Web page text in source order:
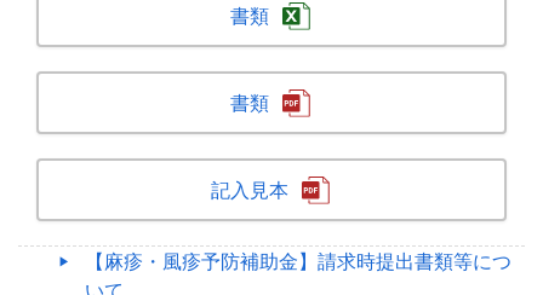
書類
書類
記入見本
【麻疹・風疹予防補助金】請求時提出書類等につ